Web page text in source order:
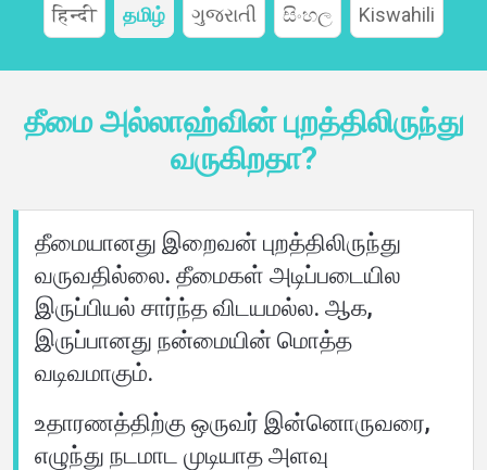
வீடு
பற்றி
हिन्दी தமிழ் ગુજરાતી සිංහල Kiswahili
தீமை அல்லாஹ்வின் புறத்திலிருந்து
வருகிறதா?
தீமையானது இறைவன் புறத்திலிருந்து
வருவதில்லை. தீமைகள் அடிப்படையில
இருப்பியல் சார்ந்த விடயமல்ல. ஆக,
இருப்பானது நன்மையின் மொத்த
வடிவமாகும்.
உதாரணத்திற்கு ஒருவர் இன்னொருவரை,
எழுந்து நடமாட முடியாத அளவு